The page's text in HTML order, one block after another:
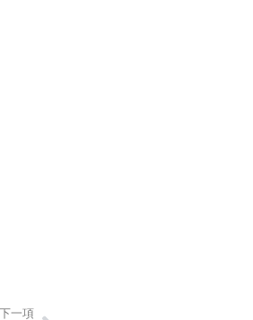
下一項